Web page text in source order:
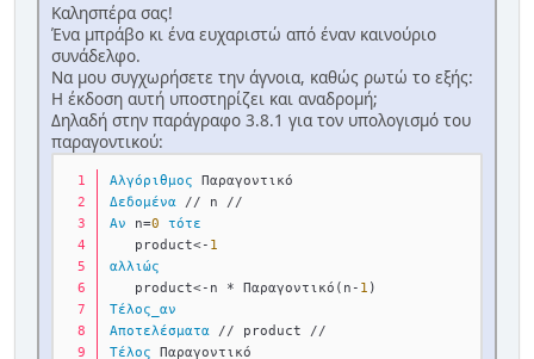
Καλησπέρα σας!
Ένα μπράβο κι ένα ευχαριστώ από έναν καινούριο
συνάδελφο.
Να μου συγχωρήσετε την άγνοια, καθώς ρωτώ το εξής:
Η έκδοση αυτή υποστηρίζει και αναδρομή;
Δηλαδή στην παράγραφο 3.8.1 για τον υπολογισμό του
παραγοντικού:
Αλγόριθμος Παραγοντικό
Δεδομένα // n //
Αν n=0 τότε
product<- 1
αλλιώς
product<-n * Παραγοντικό(n- 1 )
Τέλος_αν
Αποτελέσματα // product //
Τέλος Παραγοντικό